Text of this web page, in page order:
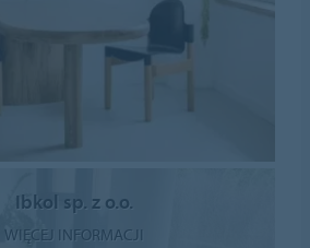
Ibkol sp. z o.o.
WIĘCEJ INFORMACJI